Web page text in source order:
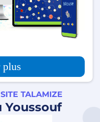
plus
TALAMIZE
Youssouf